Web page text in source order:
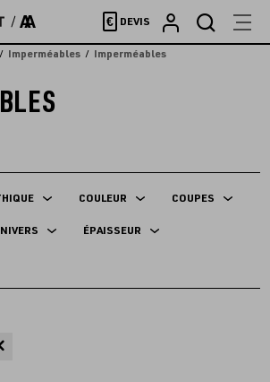
€ DEVIS
Imperméables Imperméables
COULEUR COUPES
ÉPAISSEUR